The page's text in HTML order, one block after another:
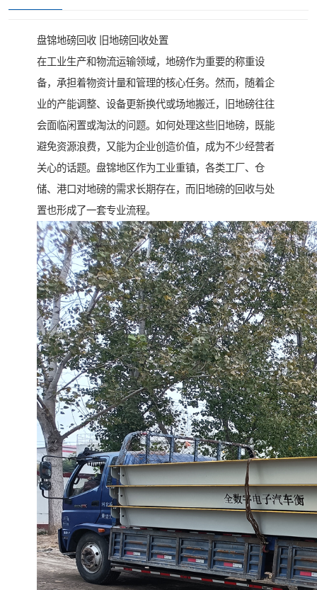
盘锦地磅回收 旧地磅回收处置
在工业生产和物流运输领域，地磅作为重要的称重设
备，承担着物资计量和管理的核心任务。然而，随着企
业的产能调整、设备更新换代或场地搬迁，旧地磅往往
会面临闲置或淘汰的问题。如何处理这些旧地磅，既能
避免资源浪费，又能为企业创造价值，成为不少经营者
关心的话题。盘锦地区作为工业重镇，各类工厂、仓
储、港口对地磅的需求长期存在，而旧地磅的回收与处
置也形成了一套专业流程。